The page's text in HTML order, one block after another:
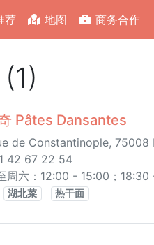
荐 地图 商务合作
Pâtes Dansantes
de Constantinople, 75008
42 67 22 54
周六：12:00 - 15:00；
湖北菜 热干面